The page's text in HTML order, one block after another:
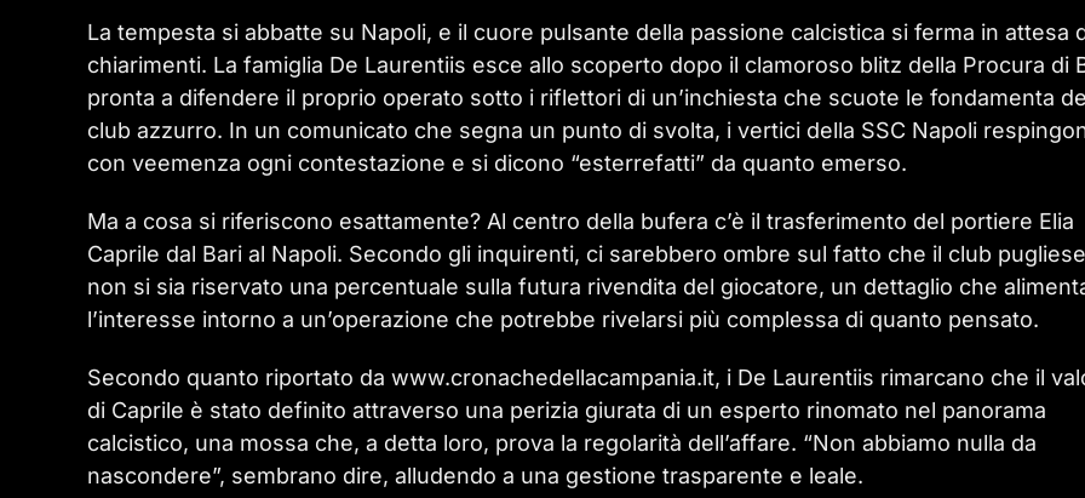
La tempesta si abbatte su Napoli, e il cuore pulsante della passione calcistica si ferma in attesa
chiarimenti. La famiglia De Laurentiis esce allo scoperto dopo il clamoroso blitz della Procura di
pronta a difendere il proprio operato sotto i riflettori di un’inchiesta che scuote le fondamenta
club azzurro. In un comunicato che segna un punto di svolta, i vertici della SSC Napoli
con veemenza ogni contestazione e si dicono “esterrefatti” da quanto emerso.
Ma a cosa si riferiscono esattamente? Al centro della bufera c’è il trasferimento del portiere Elia
Caprile dal Bari al Napoli. Secondo gli inquirenti, ci sarebbero ombre sul fatto che il club pugliese
non si sia riservato una percentuale sulla futura rivendita del giocatore, un dettaglio che
l’interesse intorno a un’operazione che potrebbe rivelarsi più complessa di quanto pensato.
Secondo quanto riportato da www.cronachedellacampania.it, i De Laurentiis rimarcano che il
di Caprile è stato definito attraverso una perizia giurata di un esperto rinomato nel panorama
calcistico, una mossa che, a detta loro, prova la regolarità dell’affare. “Non abbiamo nulla da
nascondere”, sembrano dire, alludendo a una gestione trasparente e leale.